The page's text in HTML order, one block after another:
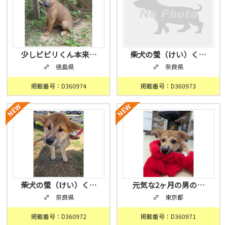
少しビビリくん本来…
♂ 徳島県
掲載番号：D360974
柴犬の螢（けい）く…
♂ 奈良県
掲載番号：D360973
柴犬の螢（けい）く…
♂ 奈良県
掲載番号：D360972
元気な2ヶ月の男の…
♂ 東京都
掲載番号：D360971